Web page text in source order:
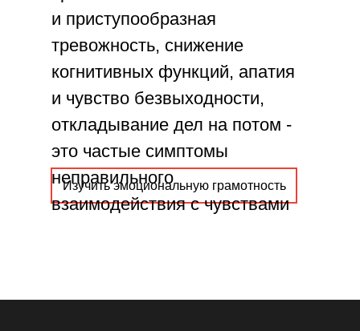
Изучить эмоциональную грамотность
и приступообразная
тревожность, снижение
когнитивных функций, апатия
и чувство безвыходности,
откладывание дел на потом -
это частые симптомы
неправильного
взаимодействия с чувствами